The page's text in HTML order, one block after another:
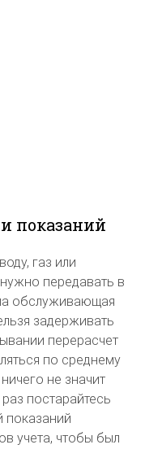
показаний
газ или
передавать в
обслуживающая
задерживать
перерасчет
по среднему
не значит
постарайтесь
показаний
учета, чтобы был